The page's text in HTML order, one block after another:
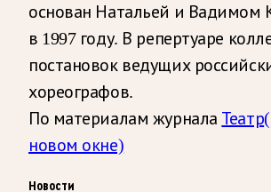
основан Натальей и Вадимом
в 1997 году. В репертуаре
постановок ведущих
хореографов.
По материалам журнала Театр
новом окне)
Новости